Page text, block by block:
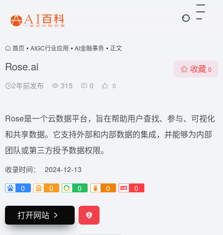
首页 • AIGC行业应用 • AI金融事务 • 正文
Rose.ai
2年前发布 315 0 0
收藏 0
Rose是一个云数据平台，旨在帮助用户查找、参与、可视化
和共享数据。它支持外部和内部数据的集成，并能够为内部
团队或第三方授予数据权限。
收录时间：
2024-12-13
0
0 0 0 0
打开网站